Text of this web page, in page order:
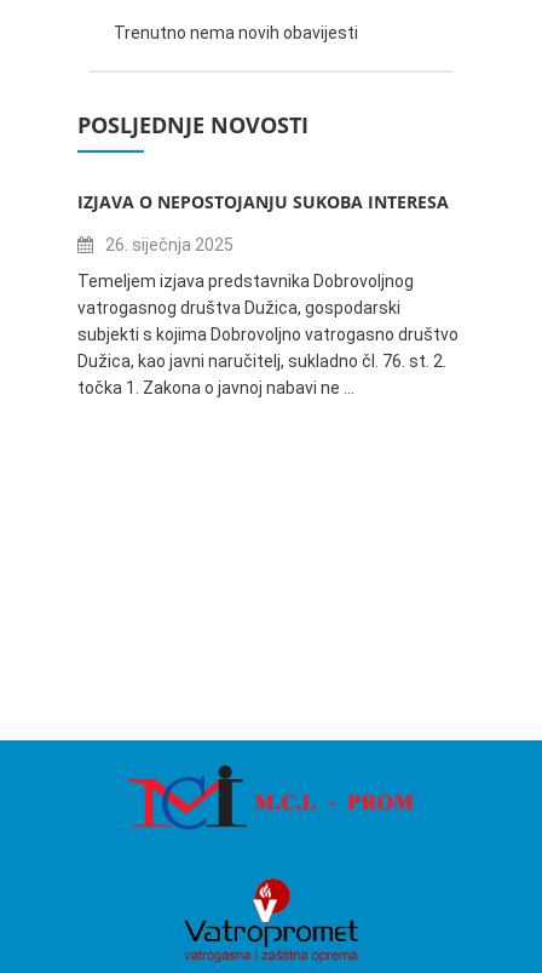
Trenutno nema novih obavijesti
POSLJEDNJE NOVOSTI
IZJAVA O NEPOSTOJANJU SUKOBA INTERESA
26. siječnja 2025
Temeljem izjava predstavnika Dobrovoljnog
vatrogasnog društva Dužica, gospodarski
subjekti s kojima Dobrovoljno vatrogasno društvo
Dužica, kao javni naručitelj, sukladno čl. 76. st. 2.
točka 1. Zakona o javnoj nabavi ne …